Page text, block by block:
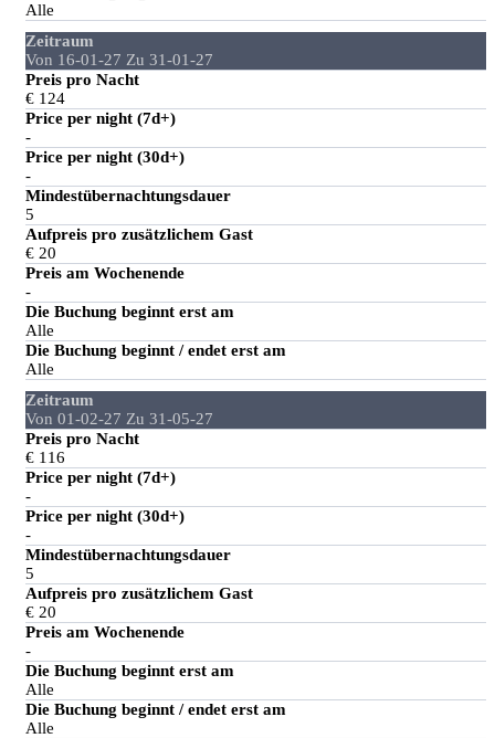
Alle
Zeitraum
Von 16-01-27 Zu 31-01-27
Preis pro Nacht
€ 124
Price per night (7d+)
-
Price per night (30d+)
-
Mindestübernachtungsdauer
5
Aufpreis pro zusätzlichem Gast
€ 20
Preis am Wochenende
-
Die Buchung beginnt erst am
Alle
Die Buchung beginnt / endet erst am
Alle
Zeitraum
Von 01-02-27 Zu 31-05-27
Preis pro Nacht
€ 116
Price per night (7d+)
-
Price per night (30d+)
-
Mindestübernachtungsdauer
5
Aufpreis pro zusätzlichem Gast
€ 20
Preis am Wochenende
-
Die Buchung beginnt erst am
Alle
Die Buchung beginnt / endet erst am
Alle